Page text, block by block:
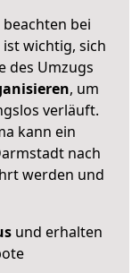
bei
wichtig, sich
des Umzugs
, um
verläuft.
kann ein
nach
werden und
und erhalten